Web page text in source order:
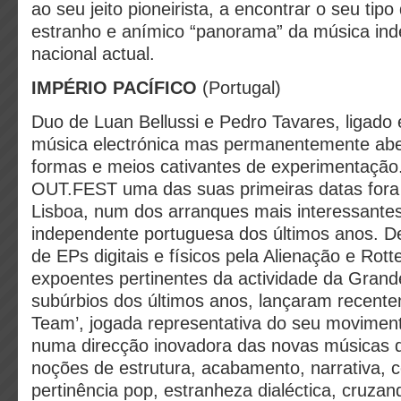
ao seu jeito pioneirista, a encontrar o seu tipo
estranho e anímico “panorama” da música
nacional actual.
IMPÉRIO PACÍFICO (Portugal)
Duo de Luan Bellussi e Pedro Tavares, ligado
música electrónica mas permanentemente
formas e meios cativantes de
OUT.FEST uma das suas primeiras datas
Lisboa, num dos arranques mais
independente portuguesa dos últimos anos.
de EPs digitais e físicos pela Alienação e
expoentes pertinentes da actividade da
subúrbios dos últimos anos, lançaram
Team’, jogada representativa do seu
numa direcção inovadora das novas músicas
noções de estrutura, acabamento, narrativa,
pertinência pop, estranheza dialéctica,